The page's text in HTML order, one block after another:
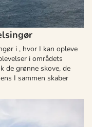
i , hvor I kan opleve
i områdets
de grønne skove, de
I sammen skaber